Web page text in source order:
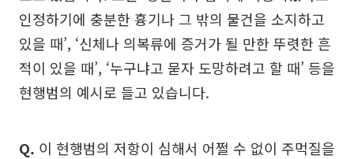
인정하기에 충분한 흉기나 그 밖의 물건을 소지하고
있을 때’, ‘신체나 의복류에 증거가 될 만한 뚜렷한 흔
적이 있을 때’, ‘누구냐고 묻자 도망하려고 할 때’ 등을
현행범의 예시로 들고 있습니다.
Q. 이 현행범의 저항이 심해서 어쩔 수 없이 주먹질을